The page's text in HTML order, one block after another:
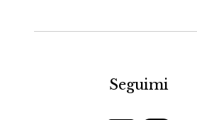
Seguimi